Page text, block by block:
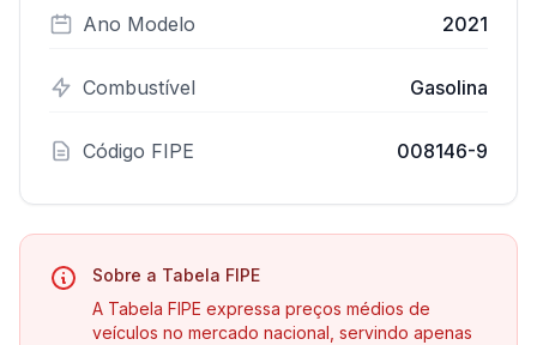
Ano Modelo 2021
Combustível Gasolina
Código FIPE 008146-9
Sobre a Tabela FIPE
A Tabela FIPE expressa preços médios de
veículos no mercado nacional, servindo apenas